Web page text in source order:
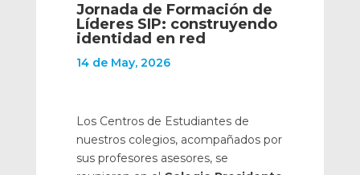
Jornada de Formación de
Líderes SIP: construyendo
identidad en red
14 de May, 2026
Los Centros de Estudiantes de
nuestros colegios, acompañados por
sus profesores asesores, se